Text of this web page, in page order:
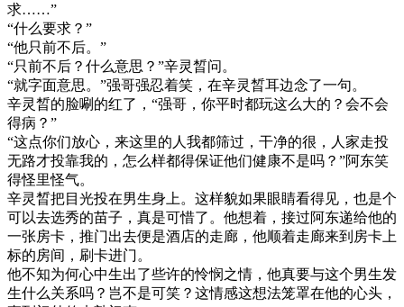
求……”
“什么要求？”
“他只前不后。”
“只前不后？什么意思？”辛灵晳问。
“就字面意思。”强哥强忍着笑，在辛灵晳耳边念了一句。
辛灵晳的脸唰的红了，“强哥，你平时都玩这么大的？会不会
得病？”
“这点你们放心，来这里的人我都筛过，干净的很，人家走投
无路才投靠我的，怎么样都得保证他们健康不是吗？”阿东笑
得怪里怪气。
辛灵晳把目光投在男生身上。这样貌如果眼睛看得见，也是个
可以去选秀的苗子，真是可惜了。他想着，接过阿东递给他的
一张房卡，推门出去便是酒店的走廊，他顺着走廊来到房卡上
标的房间，刷卡进门。
他不知为何心中生出了些许的怜悯之情，他真要与这个男生发
生什么关系吗？岂不是可笑？这情感这想法笼罩在他的心头，